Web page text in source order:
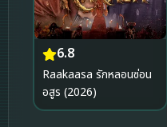
6.8
Raakaasa รักหลอนซ่อน
อสูร (2026)